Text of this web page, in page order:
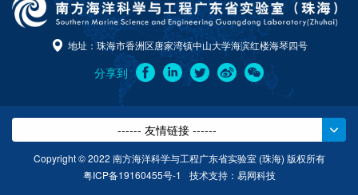
地址：珠海市香洲区唐家湾镇中山大学海滨红楼海琴四号
分享到
------ 友情链接 ------
Copyright © 2022 南方海洋科学与工程广东省实验室 (珠海) 版权所有
粤ICP备19160455号-1
技术支持： 易网科技